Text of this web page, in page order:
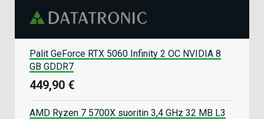
Palit GeForce RTX 5060 Infinity 2 OC NVIDIA 8
GB GDDR7
449,90 €
AMD Ryzen 7 5700X suoritin 3,4 GHz 32 MB L3